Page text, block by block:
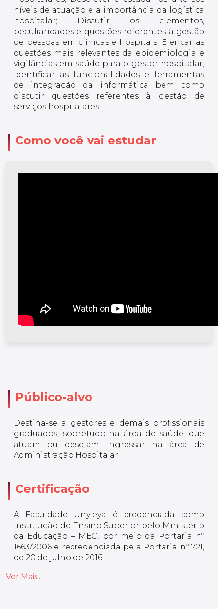
níveis de atuação e a importância da logística
hospitalar; Discutir os elementos,
peculiaridades e questões referentes à gestão
de pessoas em clínicas e hospitais; Elencar as
questões mais relevantes da epidemiologia e
vigilâncias em saúde para o gestor hospitalar;
Identificar as funcionalidades e ferramentas
de integração da informática bem como
discutir questões referentes à gestão de
serviços hospitalares.
Como você vai estudar
Público-alvo
Destina-se a gestores e demais profissionais
graduados, sobretudo na área de saúde, que
atuam ou desejam ingressar na área de
Administração Hospitalar.
Certificação
A Faculdade Unyleya é credenciada como
Instituição de Ensino Superior pelo Ministério
da Educação – MEC, por meio da Portaria nº
1663/2006 e recredenciada pela Portaria nº 721,
de 20 de julho de 2016.
Ver Mais...